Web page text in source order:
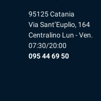
95125 Catania
Via Sant’Euplio, 164
Centralino Lun - Ven.
07:30/20:00
095 44 69 50